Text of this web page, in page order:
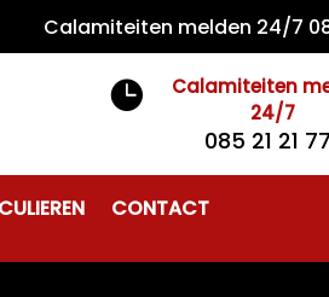
melden 24/7 085

Calamiteiten
24/7
085 21 21
CONTACT